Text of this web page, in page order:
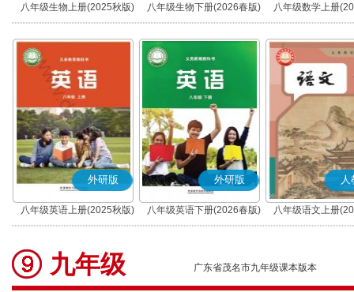
八年级生物上册(2025秋版) 八年级生物下册(2026春版) 八年级数学上册
外研版
八年级英语上册(2025秋版)
外研版
八年级英语下册(2026春版)
人
八年级语文上册
(部编版)
九年级 广东省茂名市九年级课本版本